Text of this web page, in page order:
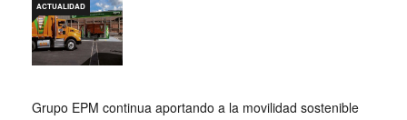
Grupo EPM continua aportando a la movilidad sostenible
ACTUALIDAD